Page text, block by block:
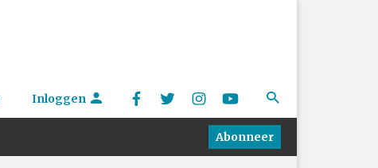
Inloggen
Abonneer